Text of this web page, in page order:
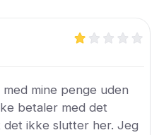
mine penge uden
betaler med det
det ikke slutter her. Jeg